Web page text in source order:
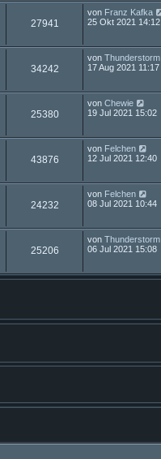
27941
von Franz Kafka
25 Okt 2021 14:12
34242
von Thunderstorm
17 Aug 2021 11:17
25380
von Chewie
19 Jul 2021 15:02
43876
von Felchen
12 Jul 2021 12:40
24232
von Felchen
08 Jul 2021 10:44
25206
von Thunderstorm
06 Jul 2021 15:08